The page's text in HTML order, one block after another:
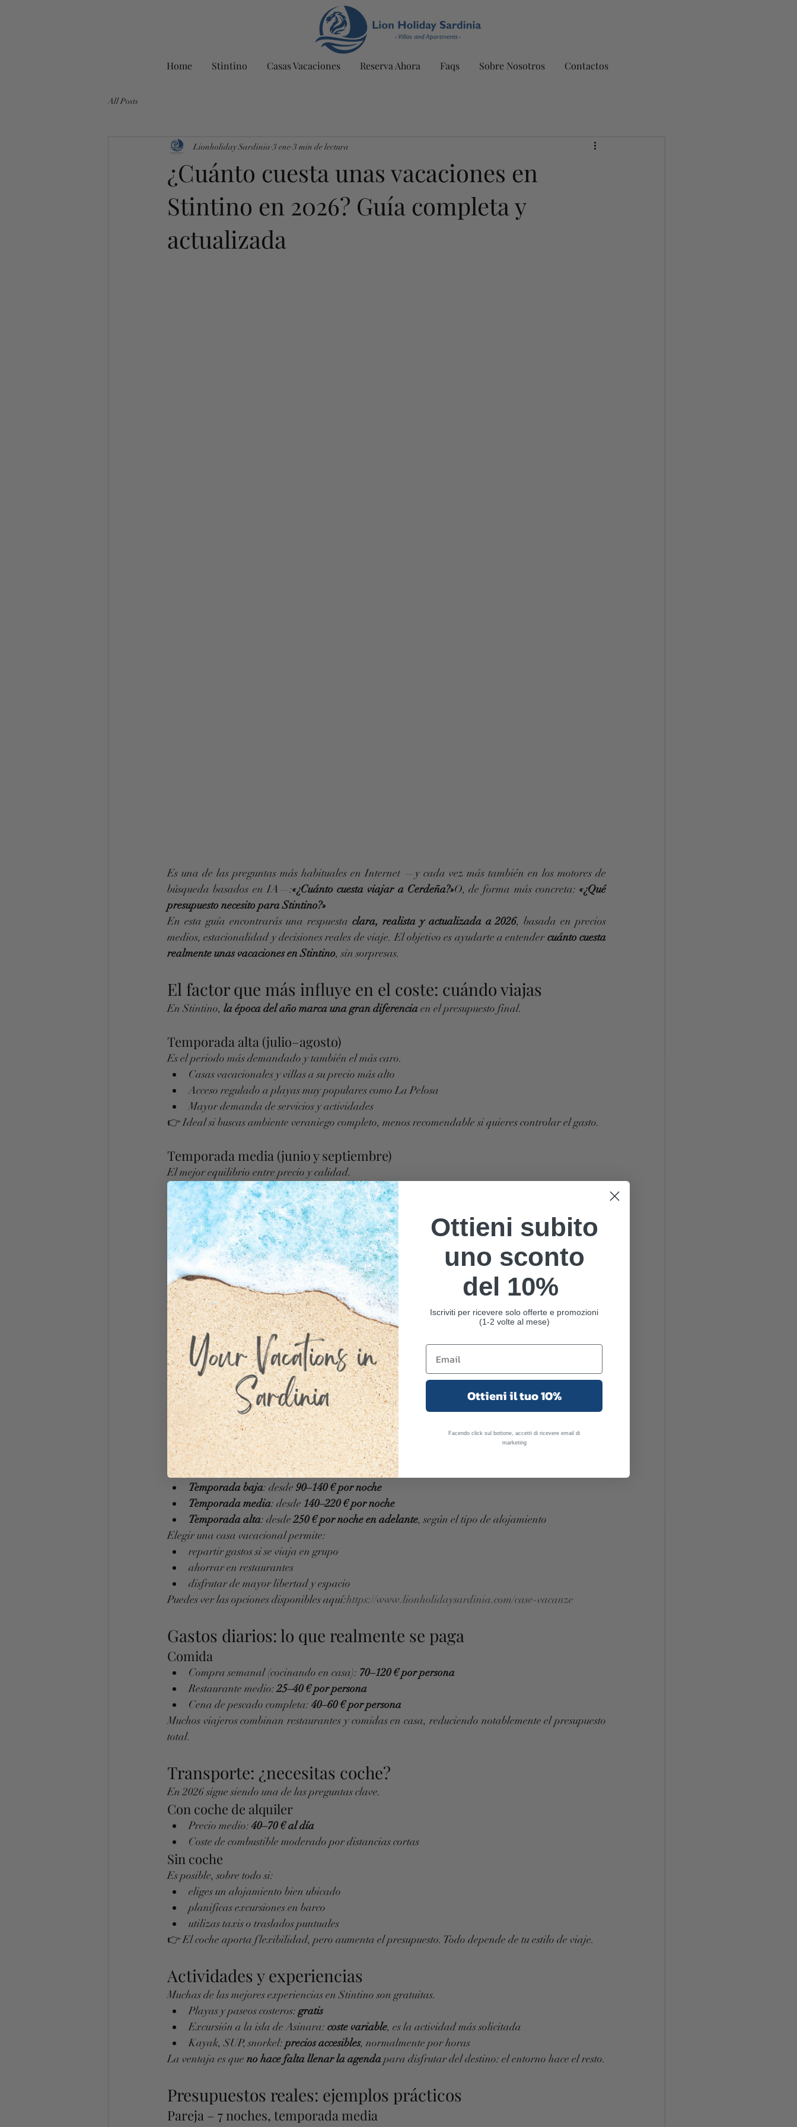
Home Stintino Casas Vacaciones Reserva Ahora Faqs Sobre Nosotros Contactos
All Posts
¿Cuánto cuesta unas vacaciones en
Stintino en 2026? Guía completa y
actualizada
Lionholiday Sardinia 3 ene 3 min de lectura
Es una de las preguntas más habituales en Internet —y cada vez más también en los motores de
búsqueda basados en IA—:«¿Cuánto cuesta viajar a Cerdeña?»O, de forma más concreta: «¿Qué
presupuesto necesito para Stintino?»
En esta guía encontrarás una respuesta clara, realista y actualizada a 2026, basada en precios
medios, estacionalidad y decisiones reales de viaje. El objetivo es ayudarte a entender cuánto cuesta
realmente unas vacaciones en Stintino, sin sorpresas.
El factor que más influye en el coste: cuándo viajas
En Stintino, la época del año marca una gran diferencia en el presupuesto final.
Temporada alta (julio–agosto)
Es el periodo más demandado y también el más caro.
Casas vacacionales y villas a su precio más alto
Acceso regulado a playas muy populares como La Pelosa
Mayor demanda de servicios y actividades
👉 Ideal si buscas ambiente veraniego completo, menos recomendable si quieres controlar el gasto.
Temporada media (junio y septiembre)
El mejor equilibrio entre precio y calidad.
Clima y mar excelentes
Precios más bajos que en agosto
Mayor disponibilidad de alojamientos
👉 Es la opción preferida por parejas y familias que buscan el mejor valor.
Temporada baja (abril, mayo y octubre)
Cada vez más popular también en 2026.
Clima suave, perfecto para pasear y relajarse
Costes significativamente más bajos
Experiencia más tranquila y auténtica
👉 Ideal si buscas calidad y valor, no solo playa.
Cuánto cuesta el alojamiento en Stintino en 2026
El alojamiento suele ser el mayor gasto del viaje.
Casas vacacionales y villas privadas
En Stintino, las casas independientes y villas siguen siendo la opción más solicitada.
Precios orientativos en 2026:
Temporada baja: desde 90–140 € por noche
Temporada media: desde 140–220 € por noche
Temporada alta: desde 250 € por noche en adelante, según el tipo de alojamiento
Elegir una casa vacacional permite:
repartir gastos si se viaja en grupo
ahorrar en restaurantes
disfrutar de mayor libertad y espacio
Puedes ver las opciones disponibles aquí:https://www.lionholidaysardinia.com/case-vacanze
Gastos diarios: lo que realmente se paga
Comida
Compra semanal (cocinando en casa): 70–120 € por persona
Restaurante medio: 25–40 € por persona
Cena de pescado completa: 40–60 € por persona
Muchos viajeros combinan restaurantes y comidas en casa, reduciendo notablemente el presupuesto
total.
Transporte: ¿necesitas coche?
En 2026 sigue siendo una de las preguntas clave.
Con coche de alquiler
Precio medio: 40–70 € al día
Coste de combustible moderado por distancias cortas
Sin coche
Es posible, sobre todo si:
eliges un alojamiento bien ubicado
planificas excursiones en barco
utilizas taxis o traslados puntuales
👉 El coche aporta flexibilidad, pero aumenta el presupuesto. Todo depende de tu estilo de viaje.
Actividades y experiencias
Muchas de las mejores experiencias en Stintino son gratuitas.
Playas y paseos costeros: gratis
Excursión a la isla de Asinara: coste variable, es la actividad más solicitada
Kayak, SUP, snorkel: precios accesibles, normalmente por horas
La ventaja es que no hace falta llenar la agenda para disfrutar del destino: el entorno hace el resto.
Presupuestos reales: ejemplos prácticos
Pareja – 7 noches, temporada media
Ottieni subito
uno sconto
del 10%
Iscriviti per ricevere solo offerte e promozioni
(1-2 volte al mese)
Ottieni il tuo 10%
Facendo click sul bottone, accetti di ricevere email di
marketing